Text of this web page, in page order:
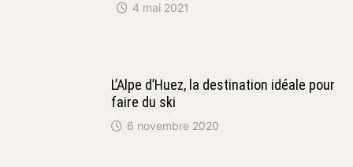
4 mai 2021
L’Alpe d’Huez, la destination idéale pour
faire du ski
6 novembre 2020